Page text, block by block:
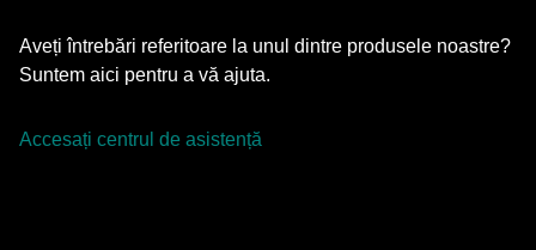
Aveți întrebări referitoare la unul dintre produsele noastre?
Suntem aici pentru a vă ajuta.
Accesați centrul de asistență